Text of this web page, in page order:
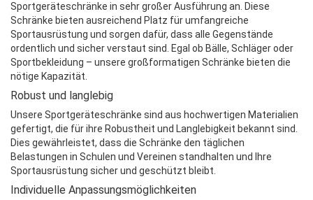
Sportgeräteschränke in sehr großer Ausführung an. Diese
Schränke bieten ausreichend Platz für umfangreiche
Sportausrüstung und sorgen dafür, dass alle Gegenstände
ordentlich und sicher verstaut sind. Egal ob Bälle, Schläger oder
Sportbekleidung – unsere großformatigen Schränke bieten die
nötige Kapazität.
Robust und langlebig
Unsere Sportgeräteschränke sind aus hochwertigen Materialien
gefertigt, die für ihre Robustheit und Langlebigkeit bekannt sind.
Dies gewährleistet, dass die Schränke den täglichen
Belastungen in Schulen und Vereinen standhalten und Ihre
Sportausrüstung sicher und geschützt bleibt.
Individuelle Anpassungsmöglichkeiten